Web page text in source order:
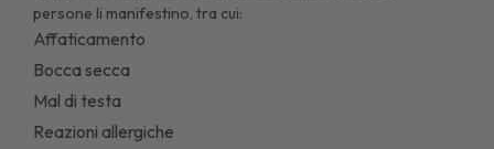
persone li manifestino, tra cui:
Affaticamento
Bocca secca
Mal di testa
Reazioni allergiche